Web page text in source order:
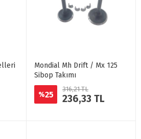
Mondial Mh Drift / Mx 125
Sibop Takımı
%25
316,21 TL
236,33 TL